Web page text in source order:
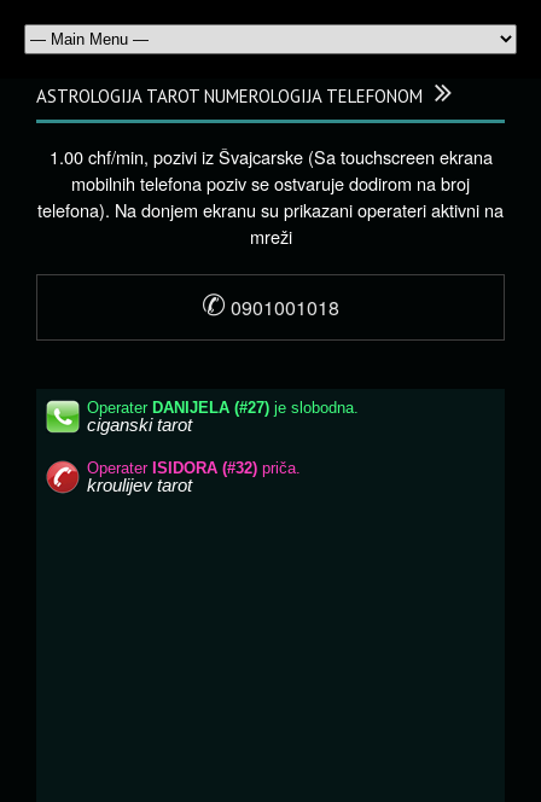
ASTROLOGIJA TAROT NUMEROLOGIJA TELEFONOM
1.00 chf/min, pozivi iz Švajcarske (Sa touchscreen ekrana
mobilnih telefona poziv se ostvaruje dodirom na broj
telefona). Na donjem ekranu su prikazani operateri aktivni na
mreži
✆ 0901001018